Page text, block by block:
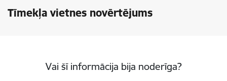
Tīmekļa vietnes novērtējums
Vai šī informācija bija noderīga?